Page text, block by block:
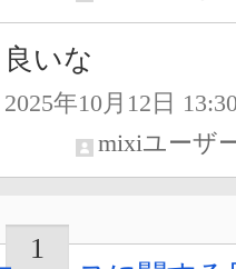
良いな
2025年10月12日 13:30
mixiユーザ
1